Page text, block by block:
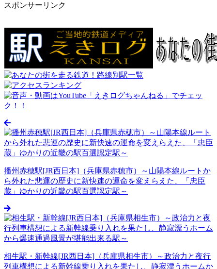
スポンサーリンク
播州赤穂駅[JR西日本]（兵庫県赤穂市）～山陽本線ルートか
ら外れた悲運の歴史に新快速の運命を変えらえた、「忠臣
蔵」ゆかりの近畿の駅百選認定駅～
相生駅・新幹線[JR西日本]（兵庫県相生市）～政治力と夜行
列車構想による新幹線乗り入れを果たし、静寂漂うホームか